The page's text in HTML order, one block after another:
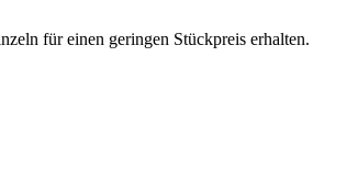
für einen geringen Stückpreis erhalten.